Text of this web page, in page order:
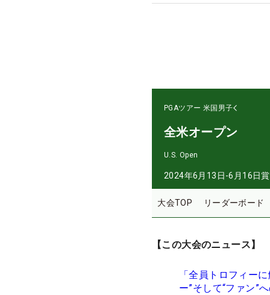
PGAツアー 米国男子
全米オープン
U.S. Open
2024年6月13日-6月16日
大会TOP リーダーボード
【この大会のニュース】
「全員トロフィー
ー”そして“ファン”